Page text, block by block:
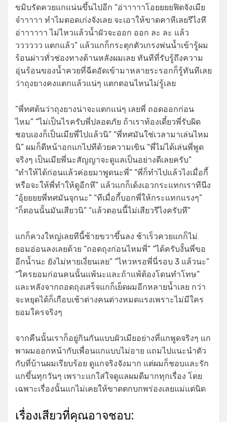
ขมิบรัดควยแกแน่นขึ้นไปอีก “อ่าาาาาโอยยยยฟิตจังเมีย
จ๋าาาาา ทำไมตอดเก่งจังเลย จะเอาให้ขาดคาหีเลยรึไงหึ
อ่าาาาาา ไม่ไหวแล้วน้ำผัวจะออก ออก ละ ละ แล้ว
วววววว แตกแล้ว” แล้วแกก็กระตุกตัวเกรงพ่นน้ำเข้ารู้ผม
ร้อนผ่าวทั่วช่องทางด้านหลังผมเลย ทันทีที่รับรู้ถึงความ
อุ่นร้อนของน้ำควยที่ฉีดอัดเข้ามาหลายระรอกก็รู้ทันทีเลย
ว่าถุงยางคงแตกแล้วแน่ๆ แตกตอนไหนไม่รู้เลย
”พี่ทศต้นว่าถุงยางน่าจะแตกแน่ๆ เลยพี่ ถอดออกก่อน
ไหม” “ไม่เป็นไรครับพี่ปลอดภัย ถ้าเราท้องเดี๋ยวพี่รับผิด
ชอบเองก็เป็นเมียพี่ไปแล้วนิ” “พี่ทศมันใช่เวลามาเล่นไหม
นิ” ผมก็ตีหน้าอกแกไปทีด้วยความเขิน “พี่ไม่ได้เล่นพี่พูด
จริงๆ เป็นเมียพี่นะสัญญาจะดูแลเป็นอย่างดีเลยครับ”
“ทำให้ได้ก่อนแล้วค่อยมาพูดนะพี่” “พี่ก็ทำไปแล้วไงเมื่อกี้
หรือจะให้พี่ทำให้ดูอีกหึ” แล้วแกก็เด้งเอวกระแทกเราทีนึง
“อุ้ยยยยพี่ทศมันจุกนะ” “ทีเมื่อกี้บอกพี่ให้กระแทกแรงๆ”
“ก็ตอนนั้นมันเสียวนิ” “แล้วตอนนี้ไม่เสียวรึไงครับหึ”
แกก็ควงใหญ่เลยทีนี้ซ้ายขวาขึ้นลง ช้าเร็วควยแกก็ไม่
ยอมอ่อนลงเลยด้วย “ถอดถุงก่อนไหมพี่” “ได้ครับงั้นพี่ขอ
อีกน้ำนะ ยังไม่หายเงี่ยนเลย” “ไหวหรอพี่นี่รอบ 3 แล้วนะ”
“ใครยอมก่อนคนนั้นแพ้นะและถ้าแพ้ต้องโดนทำโทษ”
และหลังจากถอดถุงเสร็จแกก็เย็ดผมอีกหลายน้ำเลย กว่า
จะหยุดได้ก็เกือบเช้าต่างคนต่างหมดแรงเพราะไม่มีใคร
ยอมใครจริงๆ
จากคืนนั้นเราก็อยู่กินกันแบบผัวเมียอย่างที่แกพูดจริงๆ แก
พาผมออกหน้ากับเพื่อนแกแบบไม่อาย แถมไปแนะนำตัว
กับที่บ้านผมเรียบร้อย ดูแกจริงจังมาก แต่ผมก็ชอบและรัก
แกขึ้นทุกวันๆ เพราะแกใส่ใจดูแลผมดีมากทุกเรื่อง โดย
เฉพาะเรื่องนั้นแกไม่เคยให้ขาดตกบกพร่องเลยแม่แต่นิด
เรื่องเสียวที่คุณอาจชอบ: